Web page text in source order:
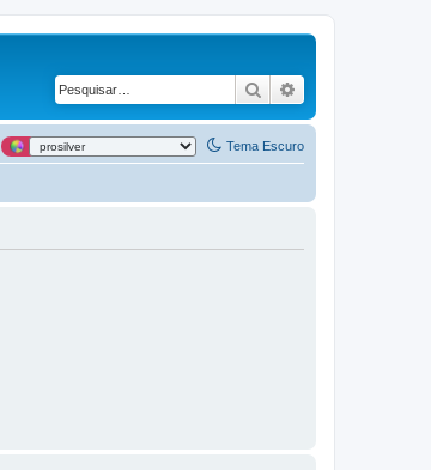
Pesquisar
Tema Escuro